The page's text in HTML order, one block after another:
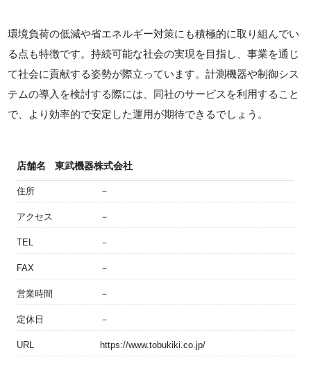
環境負荷の低減や省エネルギー対策にも積極的に取り組んでい
る点も特徴です。持続可能な社会の実現を目指し、事業を通じ
て社会に貢献する姿勢が際立っています。計測機器や制御シス
テムの導入を検討する際には、同社のサービスを利用すること
で、より効率的で安定した運用が期待できるでしょう。
店舗名 東武機器株式会社
住所 －
アクセス －
TEL －
FAX －
営業時間 －
定休日 －
URL https://www.tobukiki.co.jp/